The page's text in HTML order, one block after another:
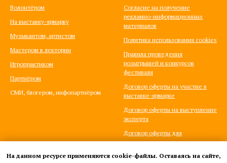
Волонтёром
На выставку-ярмарку
Музыкантом, артистом
Мастером в лектории
Игропрактиком
Партнёром
СМИ, блогером, инфопартнёром
Согласие на получение
рекламно-информационных
материалов
Политика использования cookies
Правила проведения
розыгрышей и конкурсов
фестиваля
Договор оферты на участие в
выставке-ярмарке
Договор оферты на выступление
эксперта
Договор оферты для
игропрактиков
На данном ресурсе применяются cookie-файлы. Оставаясь на сайте,